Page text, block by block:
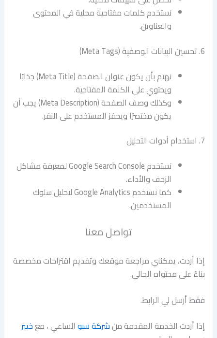
نستخدم كلمات مفتاحية محلية في المحتوى
والعناوين.
6. تحسين البيانات الوصفية (Meta Tags)
نهتم بأن يكون عنوان الصفحة (Meta Title) جذابًا
ويحتوي على الكلمة المفتاحية.
وكذلك وصف الصفحة (Meta Description) يجب أن
يكون مختصرًا ويحفز المستخدم على النقر.
7. استخدام أدوات التحليل
نستخدم Google Search Console لمعرفة مشاكل
الزحف والأداء.
كما نستخدم Google Analytics لتحليل سلوك
المستخدمين.
تواصل معنا
إذا أردت، يمكنني مراجعة موقعك وتقديم اقتراحات مخصصة
بناءً على محتواه الحالي.
فقط أرسل لي الرابط.
إذا أردت الخدمة المقدمة منشركة سيو الساعي ، معخبير